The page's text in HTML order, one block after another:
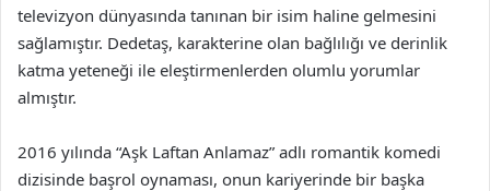
televizyon dünyasında tanınan bir isim haline gelmesini
sağlamıştır. Dedetaş, karakterine olan bağlılığı ve derinlik
katma yeteneği ile eleştirmenlerden olumlu yorumlar
almıştır.
2016 yılında “Aşk Laftan Anlamaz” adlı romantik komedi
dizisinde başrol oynaması, onun kariyerinde bir başka